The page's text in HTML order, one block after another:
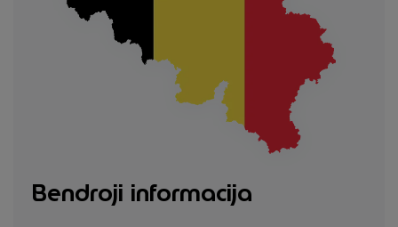
Bendroji informacija